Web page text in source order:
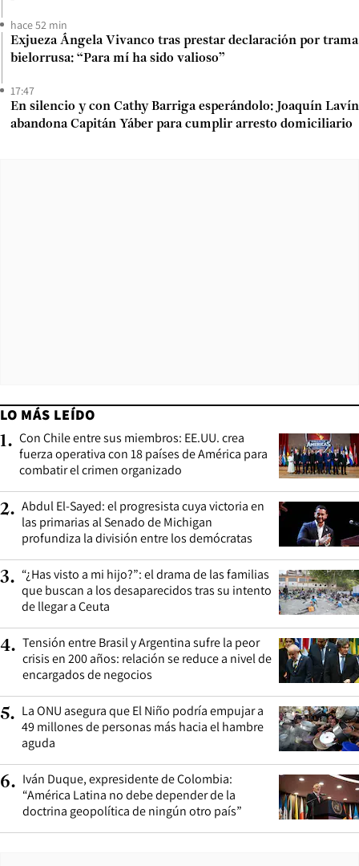
hace 52 min
Exjueza Ángela Vivanco tras prestar declaración por trama
bielorrusa: “Para mí ha sido valioso”
17:47
En silencio y con Cathy Barriga esperándolo: Joaquín Lavín
abandona Capitán Yáber para cumplir arresto domiciliario
LO MÁS LEÍDO
1. Con Chile entre sus miembros: EE.UU. crea
fuerza operativa con 18 países de América para
combatir el crimen organizado
2. Abdul El-Sayed: el progresista cuya victoria en
las primarias al Senado de Michigan
profundiza la división entre los demócratas
3. “¿Has visto a mi hijo?”: el drama de las familias
que buscan a los desaparecidos tras su intento
de llegar a Ceuta
4. Tensión entre Brasil y Argentina sufre la peor
crisis en 200 años: relación se reduce a nivel de
encargados de negocios
5. La ONU asegura que El Niño podría empujar a
49 millones de personas más hacia el hambre
aguda
6. Iván Duque, expresidente de Colombia:
“América Latina no debe depender de la
doctrina geopolítica de ningún otro país”